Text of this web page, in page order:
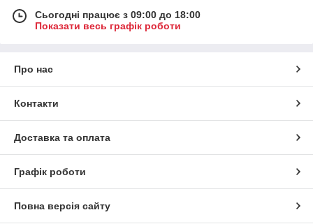
Сьогодні працює з 09:00 до 18:00
Показати весь графік роботи
Про нас
Контакти
Доставка та оплата
Графік роботи
Повна версія сайту